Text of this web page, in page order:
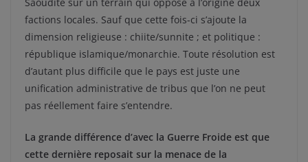
factions locales. Sauf que cette fois-ci s’ajoute la
dimension religieuse : chiite/sunnite ; et politique :
république islamique/monarchie. Toute résolution est
d’autant plus difficile que le pays est juste une
unification administrative de tribus que l’on ne peut
pas réellement faire s’entendre.
La grande différence d’avec la Guerre Froide est que
cette dernière reposait sur la menace de la